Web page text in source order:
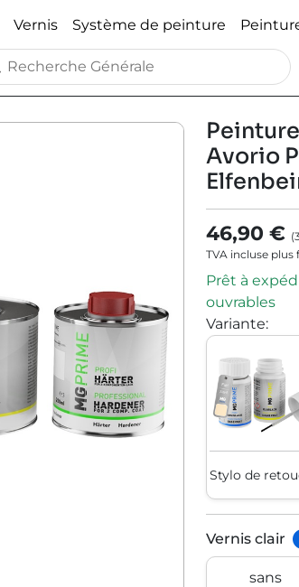
Vernis Système de peinture
Avorio
46,90 € (
TVA incluse plus
Prêt à
ouvrables
Variante:
Stylo de
Vernis clair
sans